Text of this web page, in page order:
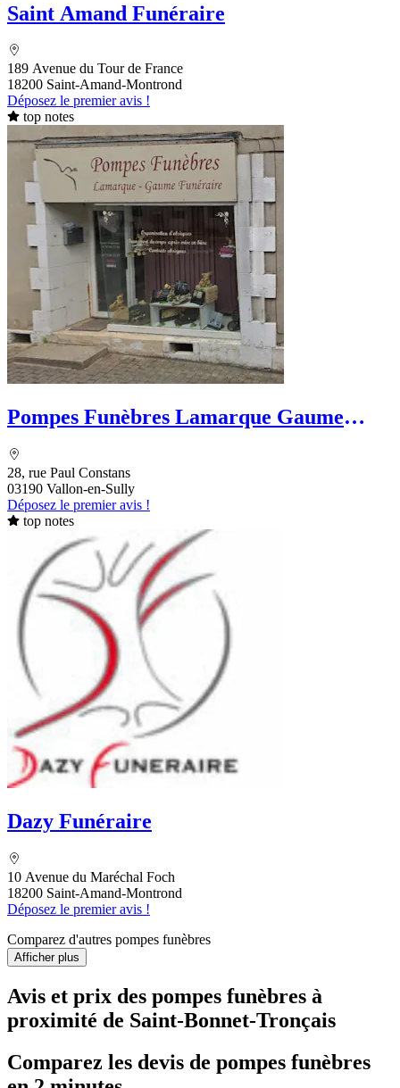
Saint Amand Funéraire
189 Avenue du Tour de France
18200 Saint-Amand-Montrond
Déposez le premier avis !
top notes
Pompes Funèbres Lamarque Gaume
28, rue Paul Constans
03190 Vallon-en-Sully
Déposez le premier avis !
top notes
Dazy Funéraire
10 Avenue du Maréchal Foch
18200 Saint-Amand-Montrond
Déposez le premier avis !
Comparez d'autres pompes funèbres
Afficher plus
Avis et prix des pompes funèbres à
proximité de Saint-Bonnet-Tronçais
Comparez les devis de pompes funèbres